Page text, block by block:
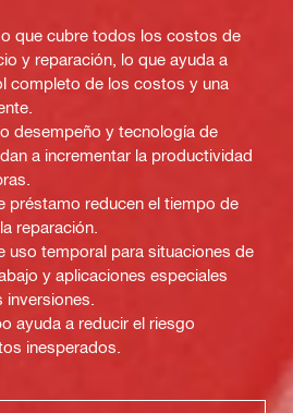
que cubre todos los costos de
y reparación, lo que ayuda a
completo de los costos y una
desempeño y tecnología de
a incrementar la productividad
préstamo reducen el tiempo de
reparación.
uso temporal para situaciones de
y aplicaciones especiales
ayuda a reducir el riesgo
inesperados.